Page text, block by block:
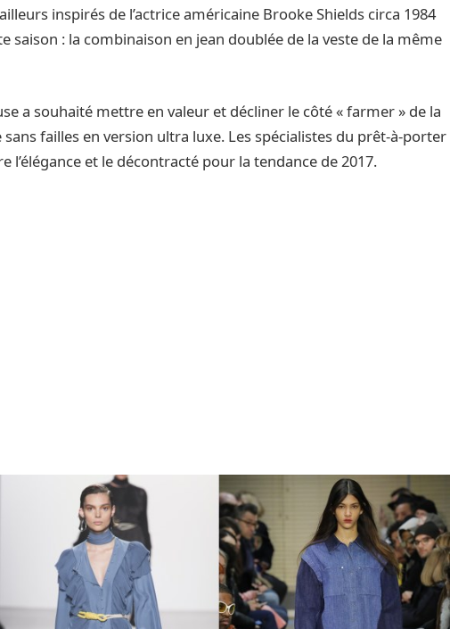
inspirés de l’actrice américaine Brooke Shields circa 1984
saison : la combinaison en jean doublée de la veste de la même
a souhaité mettre en valeur et décliner le côté « farmer » de la
failles en version ultra luxe. Les spécialistes du prêt-à-porter
l’élégance et le décontracté pour la tendance de 2017.